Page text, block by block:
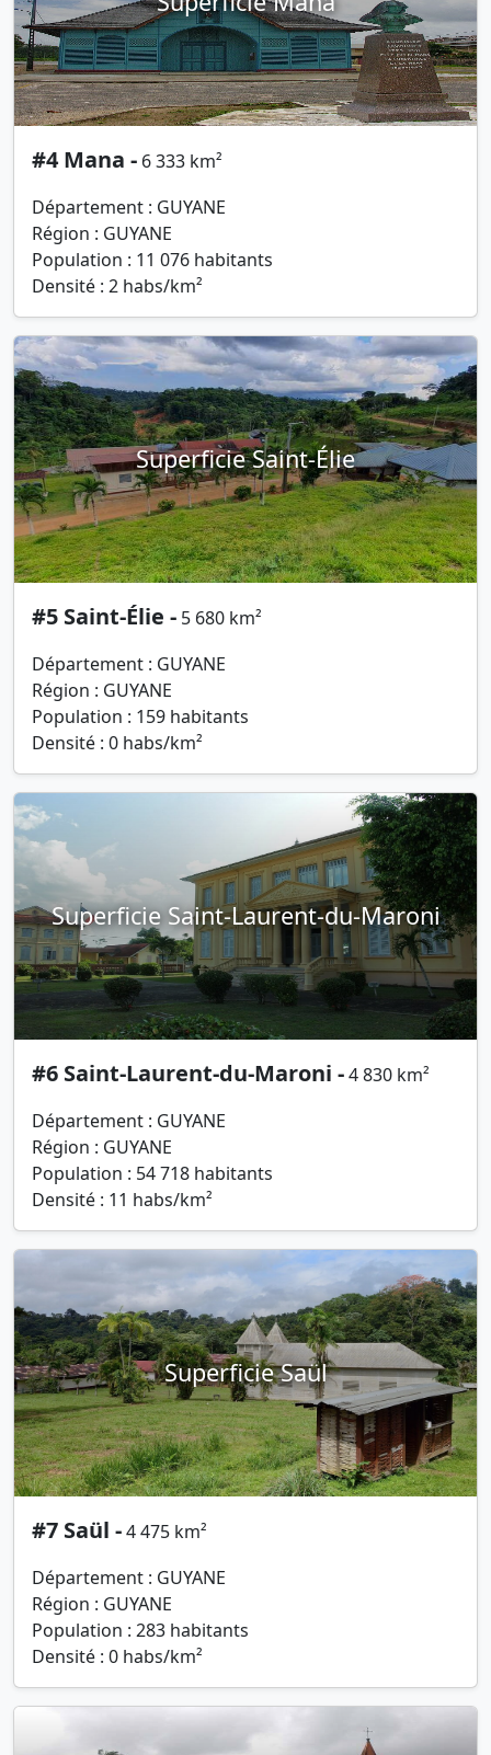
#4 Mana - 6 333 km²
Département : GUYANE
Région : GUYANE
Population : 11 076 habitants
Densité : 2 habs/km²
Superficie Saint-Élie
#5 Saint-Élie - 5 680 km²
Département : GUYANE
Région : GUYANE
Population : 159 habitants
Densité : 0 habs/km²
Superficie Saint-Laurent-du-Maroni
#6 Saint-Laurent-du-Maroni -4 830 km²
Département : GUYANE
Région : GUYANE
Population : 54 718 habitants
Densité : 11 habs/km²
Superficie Saül
#7 Saül -4 475 km²
Département : GUYANE
Région : GUYANE
Population : 283 habitants
Densité : 0 habs/km²